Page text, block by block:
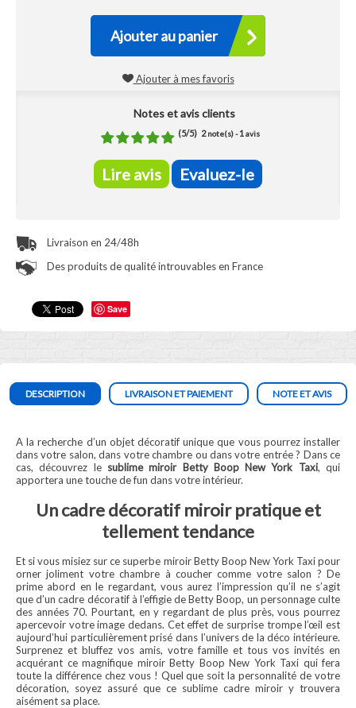
Save
Ajouter au panier
Ajouter à mes favoris
Notes et avis clients
(5/5) 2note(s) -1avis
Lire avis Evaluez-le
Livraison en 24/48h
Des produits de qualité introuvables en France
DESCRIPTION LIVRAISON ET PAIEMENT NOTE ET AVIS
A la recherche d’un objet décoratif unique que vous pourrez installer
dans votre salon, dans votre chambre ou dans votre entrée ? Dans ce
cas, découvrez le sublime miroir Betty Boop New York Taxi, qui
apportera une touche de fun dans votre intérieur.
Un cadre décoratif miroir pratique et
tellement tendance
Et si vous misiez sur ce superbe miroir Betty Boop New York Taxi pour
orner joliment votre chambre à coucher comme votre salon ? De
prime abord en le regardant, vous aurez l’impression qu’il ne s’agit
que d’un cadre décoratif à l’effigie de Betty Boop, un personnage culte
des années 70. Pourtant, en y regardant de plus près, vous pourrez
apercevoir votre image dedans. Cet effet de surprise trompe l’œil est
aujourd’hui particulièrement prisé dans l’univers de la déco intérieure.
Surprenez et bluffez vos amis, votre famille et tous vos invités en
acquérant ce magnifique miroir Betty Boop New York Taxi qui fera
toute la différence chez vous ! Quel que soit la personnalité de votre
décoration, soyez assuré que ce sublime cadre miroir y trouvera
aisément sa place.